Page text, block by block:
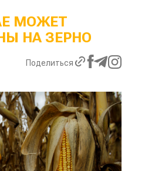
МОЖЕТ
НА ЗЕРНО
Поделиться